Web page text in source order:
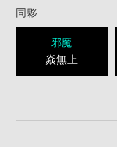
同夥
邪魔
焱無上